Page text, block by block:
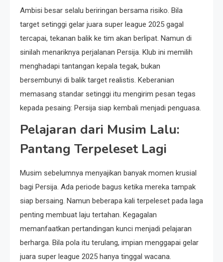
Ambisi besar selalu beriringan bersama risiko. Bila
target setinggi gelar juara super league 2025 gagal
tercapai, tekanan balik ke tim akan berlipat. Namun di
sinilah menariknya perjalanan Persija. Klub ini memilih
menghadapi tantangan kepala tegak, bukan
bersembunyi di balik target realistis. Keberanian
memasang standar setinggi itu mengirim pesan tegas
kepada pesaing: Persija siap kembali menjadi penguasa.
Pelajaran dari Musim Lalu:
Pantang Terpeleset Lagi
Musim sebelumnya menyajikan banyak momen krusial
bagi Persija. Ada periode bagus ketika mereka tampak
siap bersaing. Namun beberapa kali terpeleset pada laga
penting membuat laju tertahan. Kegagalan
memanfaatkan pertandingan kunci menjadi pelajaran
berharga. Bila pola itu terulang, impian menggapai gelar
juara super league 2025 hanya tinggal wacana.